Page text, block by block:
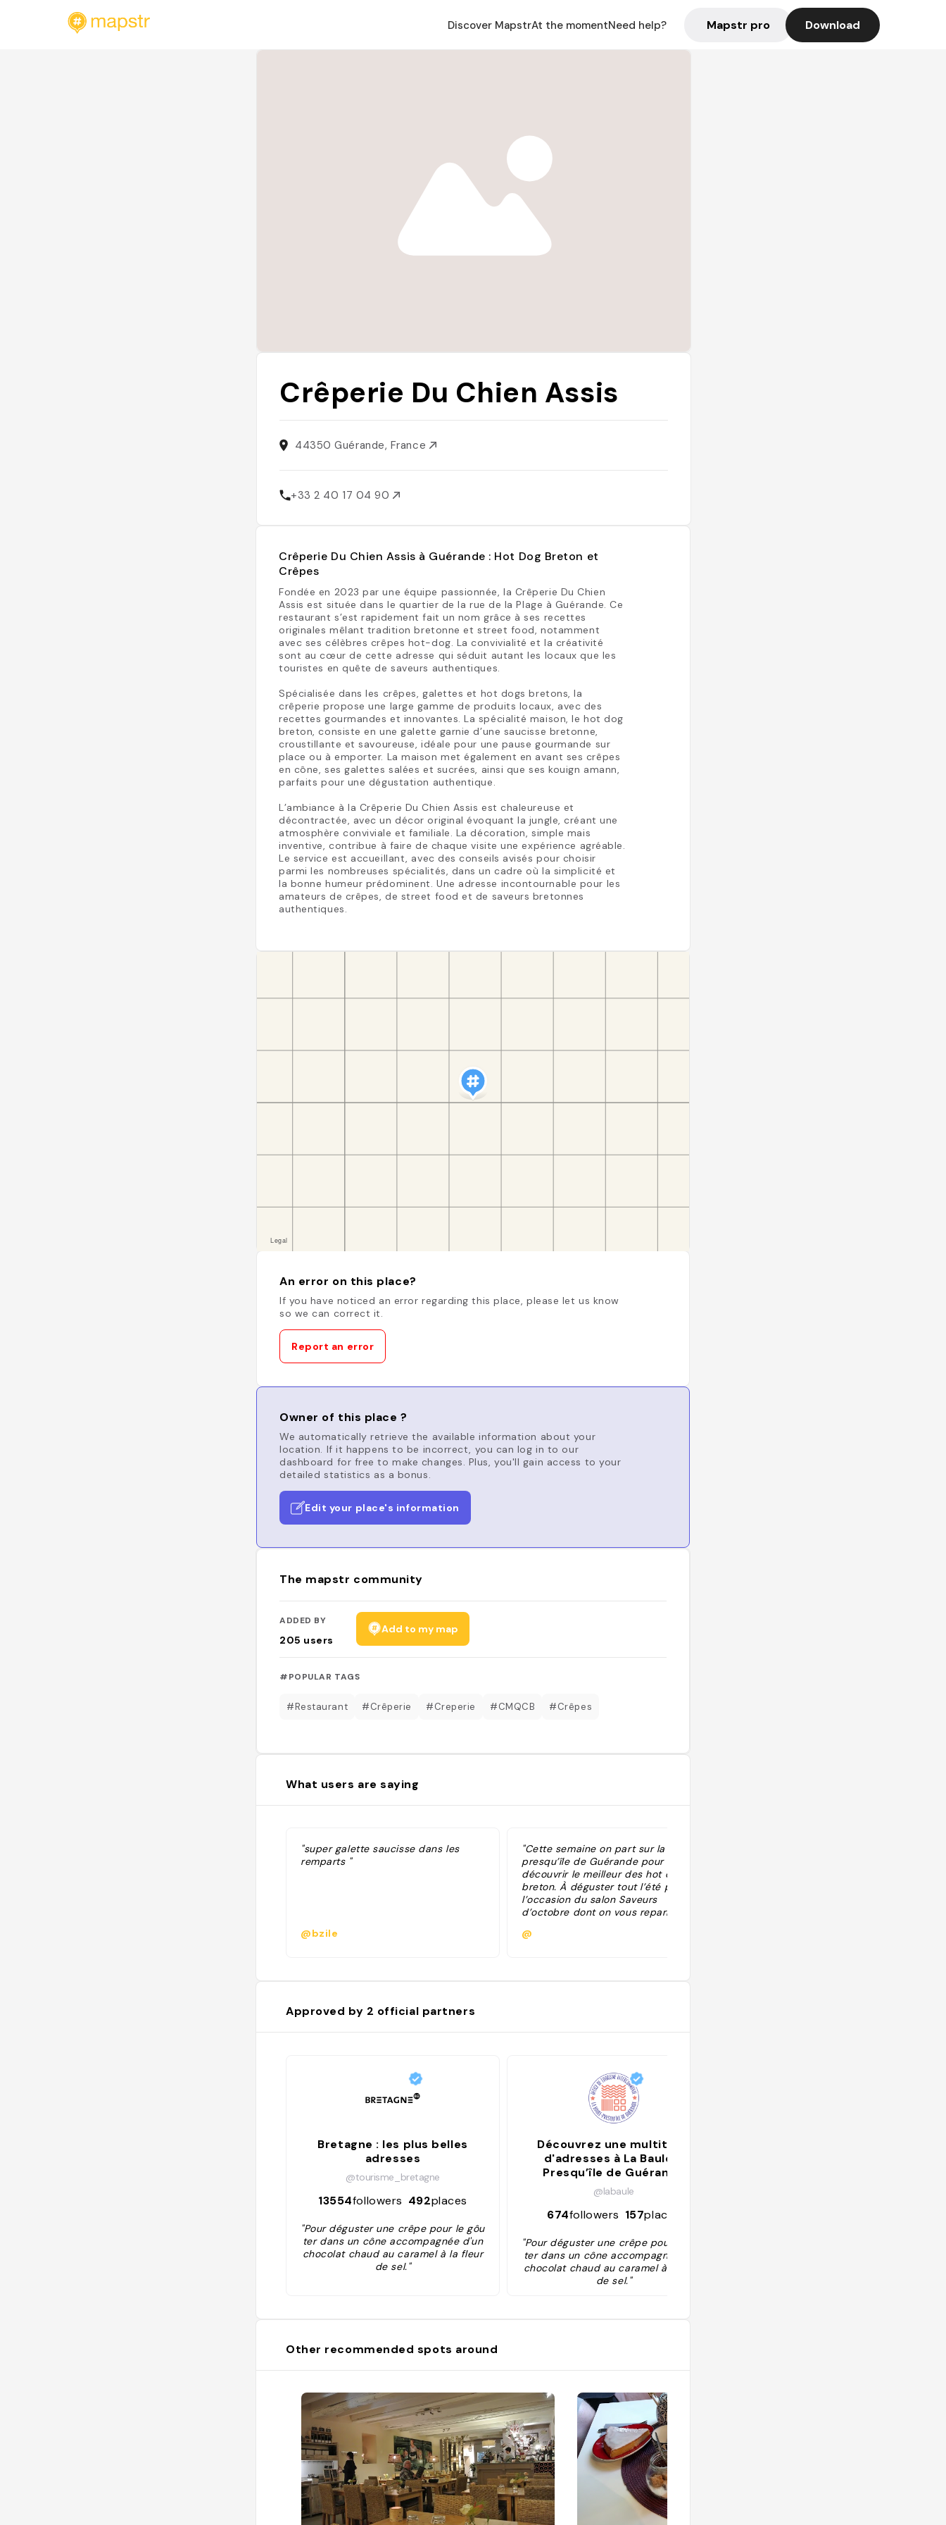
Discover MapstrAt the momentNeed help? Mapstr pro Download
Crêperie Du Chien Assis
44350 Guérande, France
+33 2 40 17 04 90
Crêperie Du Chien Assis à Guérande : Hot Dog Breton et
Crêpes
Fondée en 2023 par une équipe passionnée, la Crêperie Du Chien
Assis est située dans le quartier de la rue de la Plage à Guérande. Ce
restaurant s’est rapidement fait un nom grâce à ses recettes
originales mêlant tradition bretonne et street food, notamment
avec ses célèbres crêpes hot-dog. La convivialité et la créativité
sont au cœur de cette adresse qui séduit autant les locaux que les
touristes en quête de saveurs authentiques.
Spécialisée dans les crêpes, galettes et hot dogs bretons, la
crêperie propose une large gamme de produits locaux, avec des
recettes gourmandes et innovantes. La spécialité maison, le hot dog
breton, consiste en une galette garnie d’une saucisse bretonne,
croustillante et savoureuse, idéale pour une pause gourmande sur
place ou à emporter. La maison met également en avant ses crêpes
en cône, ses galettes salées et sucrées, ainsi que ses kouign amann,
parfaits pour une dégustation authentique.
L’ambiance à la Crêperie Du Chien Assis est chaleureuse et
décontractée, avec un décor original évoquant la jungle, créant une
atmosphère conviviale et familiale. La décoration, simple mais
inventive, contribue à faire de chaque visite une expérience agréable.
Le service est accueillant, avec des conseils avisés pour choisir
parmi les nombreuses spécialités, dans un cadre où la simplicité et
la bonne humeur prédominent. Une adresse incontournable pour les
amateurs de crêpes, de street food et de saveurs bretonnes
authentiques.
An error on this place?
If you have noticed an error regarding this place, please let us know
so we can correct it.
Report an error
Owner of this place ?
We automatically retrieve the available information about your
location. If it happens to be incorrect, you can log in to our
dashboard for free to make changes. Plus, you'll gain access to your
detailed statistics as a bonus.
Edit your place's information
The mapstr community
ADDED BY
205 users
Add to my map
#POPULAR TAGS
#Restaurant #Crêperie #Creperie #CMQCB #Crêpes
What users are saying
"super galette saucisse dans les
remparts "
@bzile
"Cette semaine on part sur la
presqu’île de Guérande pour
découvrir le meilleur des hot dog
breton. À déguster tout l’été puis à
l’occasion du salon Saveurs
d’octobre dont on vous reparlera."
@
Approved by 2 official partners
Bretagne : les plus belles
adresses
@tourisme_bretagne
13554followers 492places
"Pour déguster une crêpe pour le gôu
ter dans un cône accompagnée d'un
chocolat chaud au caramel à la fleur
de sel."
Découvrez une multitude
d'adresses à La Baule –
Presqu’île de Guérande
@labaule
674followers 157places
"Pour déguster une crêpe pour le gôu
ter dans un cône accompagnée d'un
chocolat chaud au caramel à la fleur
de sel."
Other recommended spots around